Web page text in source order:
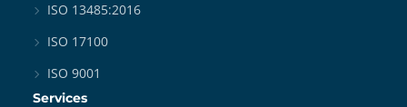
ISO 13485:2016
ISO 17100
ISO 9001
Services